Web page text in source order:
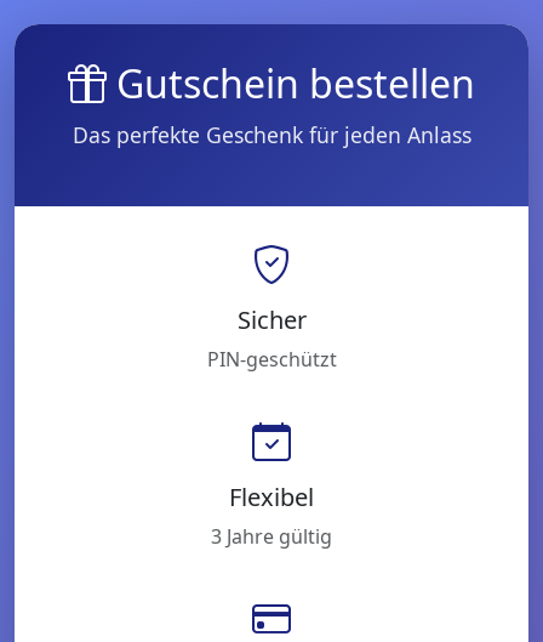
Gutschein bestellen
Das perfekte Geschenk für jeden Anlass
Sicher
PIN-geschützt
Flexibel
3 Jahre gültig